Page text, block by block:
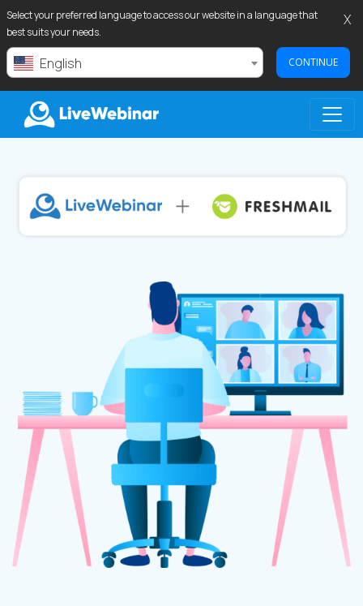
Select your preferred language to access our website in a language that
best suits your needs.
English CONTINUE
X
LIVEWEBINAR.COM